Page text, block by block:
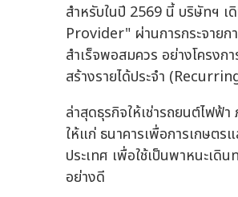
สำหรับในปี 2569 นี้ บริษัทฯ
Provider" ผ่านการกระจายก
สำเร็จพอสมควร อย่างโครงก
สร้างรายได้ประจำ
ล่าสุดธุรกิจให้เช่ารถยนต์ไฟฟ้
ให้แก่ ธนาคารเพื่อการเกษตร
ประเทศ เพื่อใช้เป็นพาหนะเดิ
อย่างดี